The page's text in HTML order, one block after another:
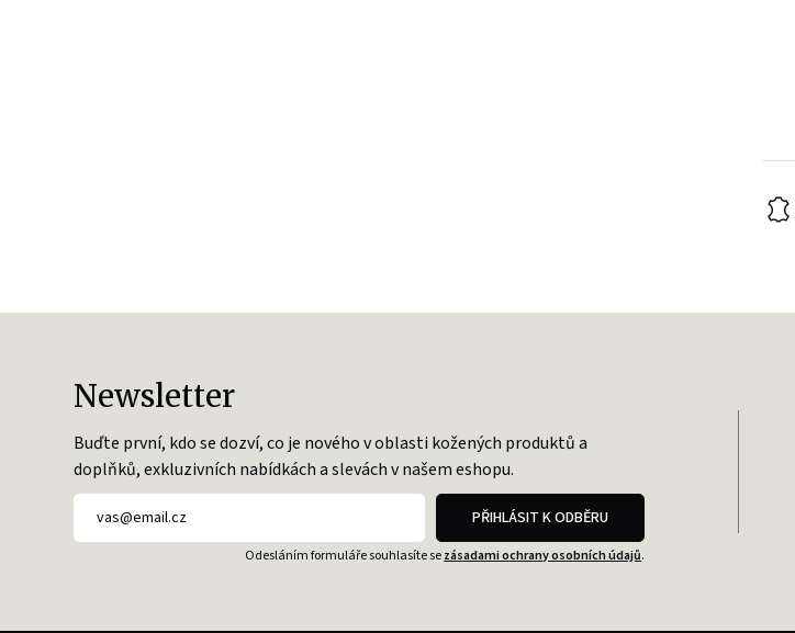
Newsletter
Buďte první, kdo se dozví, co je nového v oblasti kožených produktů a
doplňků, exkluzivních nabídkách a slevách v našem eshopu.
PŘIHLÁSIT K ODBĚRU
Odesláním formuláře souhlasíte sezásadami ochrany osobních údajů.